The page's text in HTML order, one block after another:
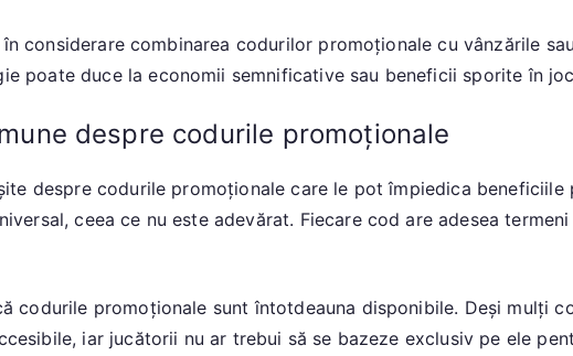
considerare combinarea codurilor promoționale cu vânzările
poate duce la economii semnificative sau beneficii sporite în
despre codurile promoționale
despre codurile promoționale care le pot împiedica
ceea ce nu este adevărat. Fiecare cod are adesea
codurile promoționale sunt întotdeauna disponibile. Deși mulți
iar jucătorii nu ar trebui să se bazeze exclusiv pe ele